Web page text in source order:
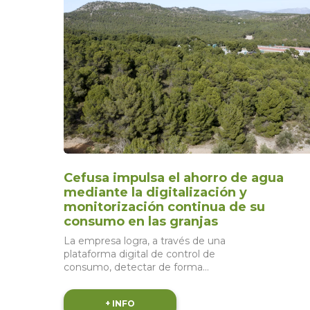
Cefusa impulsa el ahorro de agua
mediante la digitalización y
monitorización continua de su
consumo en las granjas
La empresa logra, a través de una
plataforma digital de control de
consumo, detectar de forma
consumos de agua Cefusa, empresa...
+ INFO